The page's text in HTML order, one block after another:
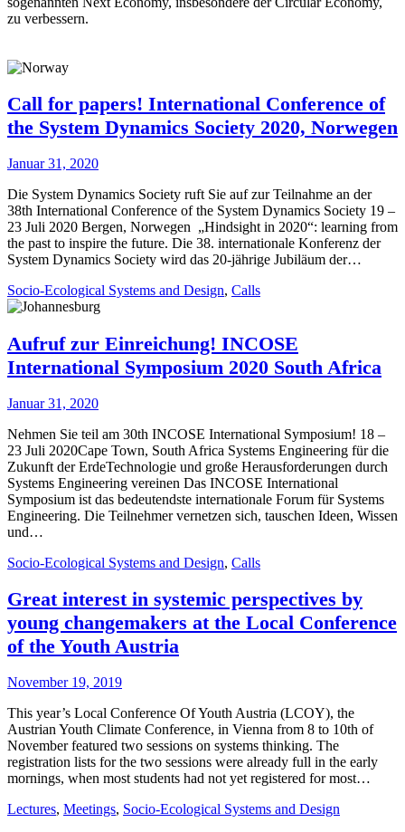
zu verbessern.
Call for papers! International Conference of
the System Dynamics Society 2020, Norwegen
Januar 31, 2020
Die System Dynamics Society ruft Sie auf zur Teilnahme an der
38th International Conference of the System Dynamics Society 19 –
23 Juli 2020 Bergen, Norwegen „Hindsight in 2020“: learning from
the past to inspire the future. Die 38. internationale Konferenz der
System Dynamics Society wird das 20-jährige Jubiläum der…
Socio-Ecological Systems and Design, Calls
Aufruf zur Einreichung! INCOSE
International Symposium 2020 South Africa
Januar 31, 2020
Nehmen Sie teil am 30th INCOSE International Symposium! 18 –
23 Juli 2020Cape Town, South Africa Systems Engineering für die
Zukunft der ErdeTechnologie und große Herausforderungen durch
Systems Engineering vereinen Das INCOSE International
Symposium ist das bedeutendste internationale Forum für Systems
Engineering. Die Teilnehmer vernetzen sich, tauschen Ideen, Wissen
und…
Socio-Ecological Systems and Design, Calls
Great interest in systemic perspectives by
young changemakers at the Local Conference
of the Youth Austria
November 19, 2019
This year’s Local Conference Of Youth Austria (LCOY), the
Austrian Youth Climate Conference, in Vienna from 8 to 10th of
November featured two sessions on systems thinking. The
registration lists for the two sessions were already full in the early
mornings, when most students had not yet registered for most…
Lectures, Meetings, Socio-Ecological Systems and Design